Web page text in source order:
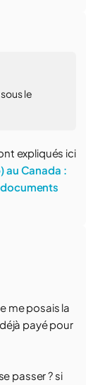
le
expliqués ici
au Canada :
documents
me posais la
payé pour
passer ? si